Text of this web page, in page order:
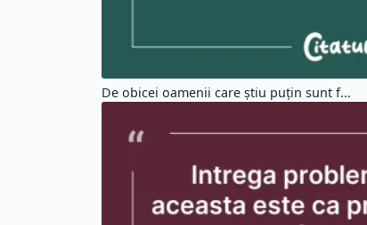
De obicei oamenii care știu puțin sunt f...